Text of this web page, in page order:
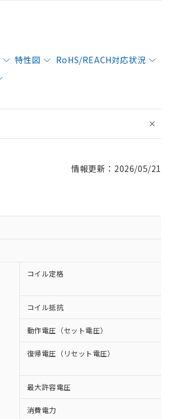
特性図
RoHS/REACH対応状況
情報更新：2026/05/21
コイル定格
コイル抵抗
動作電圧（セット電圧）
復帰電圧（リセット電圧）
最大許容電圧
消費電力